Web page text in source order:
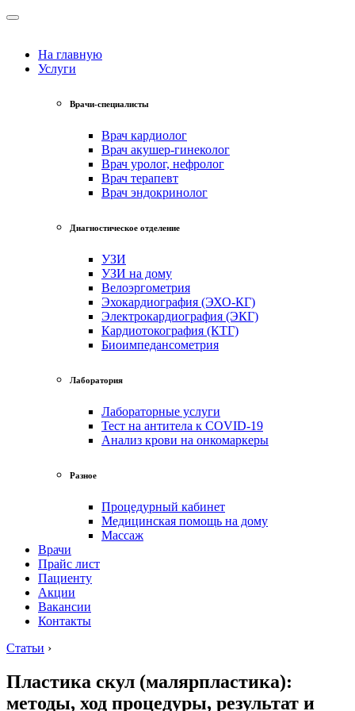
На главную
Услуги
Врачи-специалисты
Врач кардиолог
Врач акушер-гинеколог
Врач уролог, нефролог
Врач терапевт
Врач эндокринолог
Диагностическое отделение
УЗИ
УЗИ на дому
Велоэргометрия
Эхокардиография (ЭХО-КГ)
Электрокардиография (ЭКГ)
Кардиотокография (КТГ)
Биоимпедансометрия
Лаборатория
Лабораторные услуги
Тест на антитела к COVID-19
Анализ крови на онкомаркеры
Разное
Процедурный кабинет
Медицинская помощь на дому
Массаж
Врачи
Прайс лист
Пациенту
Акции
Вакансии
Контакты
Статьи ›
Пластика скул (малярпластика):
методы, ход процедуры, результат и